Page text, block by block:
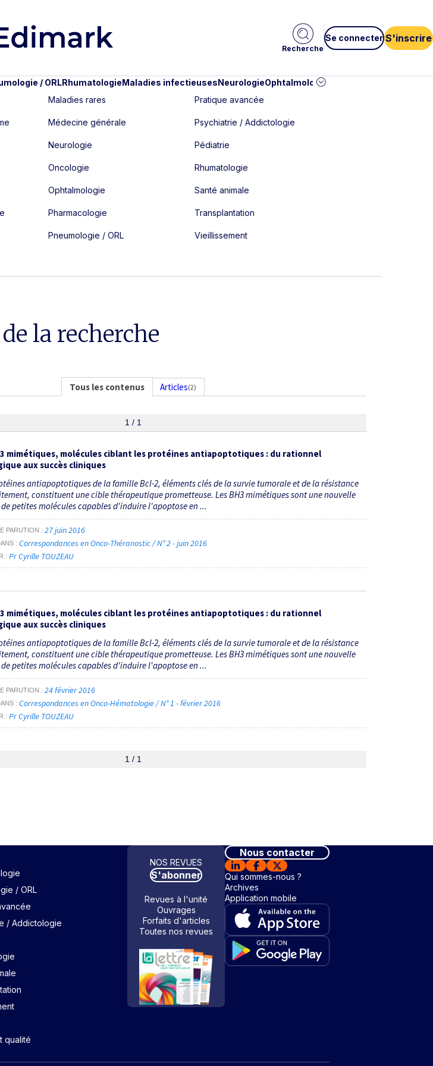
Recherche
Se connecter S'inscrire
/ ORLRhumatologieMaladies infectieusesNeurologieOphtalmologie
Maladies rares
Médecine générale
Neurologie
Oncologie
Ophtalmologie
Pharmacologie
Pneumologie / ORL
Pratique avancée
Psychiatrie / Addictologie
Pédiatrie
Rhumatologie
Santé animale
Transplantation
Vieillissement
la recherche
Tous les contenus Articles(2)
1 / 1
mimétiques, molécules ciblant les protéines antiapoptotiques : du rationnel
aux succès cliniques
antiapoptotiques de la famille Bcl-2, éléments clés de la survie tumorale et de la résistance
constituent une cible thérapeutique prometteuse. Les BH3 mimétiques sont une nouvelle
de petites molécules capables d'induire l'apoptose en ...
PARUTION 27 juin 2016
Correspondances en Onco-Théranostic / N° 2 - juin 2016
Pr Cyrille TOUZEAU
mimétiques, molécules ciblant les protéines antiapoptotiques : du rationnel
aux succès cliniques
antiapoptotiques de la famille Bcl-2, éléments clés de la survie tumorale et de la résistance
constituent une cible thérapeutique prometteuse. Les BH3 mimétiques sont une nouvelle
de petites molécules capables d'induire l'apoptose en ...
PARUTION 24 février 2016
Correspondances en Onco-Hématologie / N° 1 - février 2016
Pr Cyrille TOUZEAU
1 / 1
/ ORL
/ Addictologie
qualité
NOS REVUES
S'abonner
Revues à l'unité
Ouvrages
Forfaits d'articles
Toutes nos revues
Nous contacter
Qui sommes-nous ?
Archives
Application mobile